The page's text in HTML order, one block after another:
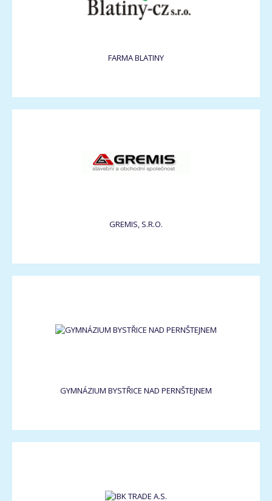
FARMA BLATINY
GREMIS, S.R.O.
GYMNÁZIUM BYSTŘICE NAD PERNŠTEJNEM